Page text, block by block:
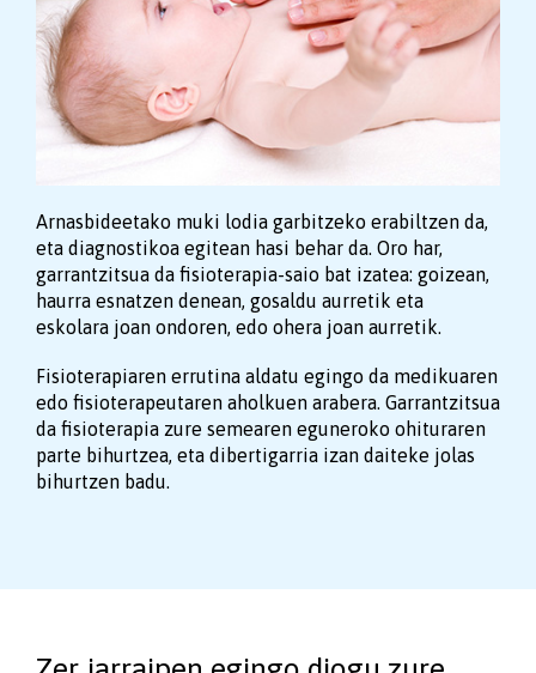
Arnasbideetako muki lodia garbitzeko erabiltzen da,
eta diagnostikoa egitean hasi behar da. Oro har,
garrantzitsua da fisioterapia-saio bat izatea: goizean,
haurra esnatzen denean, gosaldu aurretik eta
eskolara joan ondoren, edo ohera joan aurretik.
Fisioterapiaren errutina aldatu egingo da medikuaren
edo fisioterapeutaren aholkuen arabera. Garrantzitsua
da fisioterapia zure semearen eguneroko ohituraren
parte bihurtzea, eta dibertigarria izan daiteke jolas
bihurtzen badu.